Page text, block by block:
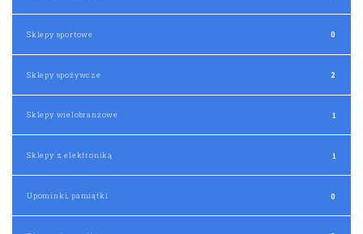
Sklepy sportowe 0
Sklepy spożywcze 2
Sklepy wielobranżowe 1
Sklepy z elektroniką 1
Upominki, pamiątki 0